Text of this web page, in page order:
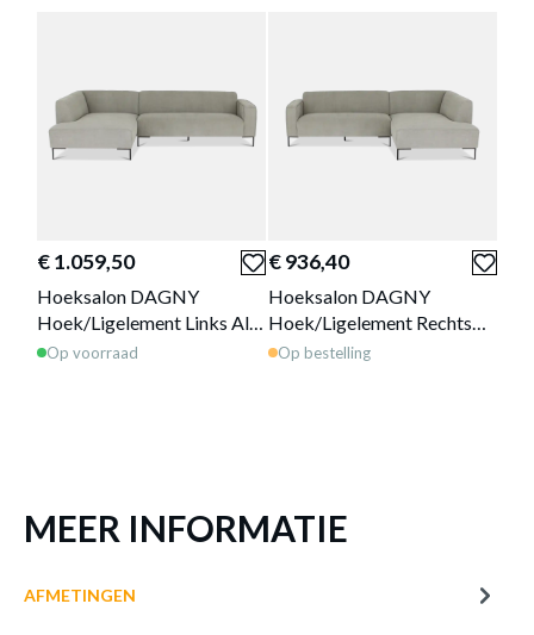
€ 1.059,50
Hoeksalon DAGNY
Hoek/Ligelement Links Alta
Sand B313
Op voorraad
€ 936,40
Hoeksalon DAGNY
Hoek/Ligelement Rechts
Alta Sand B293
Op bestelling
MEER INFORMATIE
AFMETINGEN
€ 936,40
Prijs per stuk, incl. btw en excl. verzendkosten